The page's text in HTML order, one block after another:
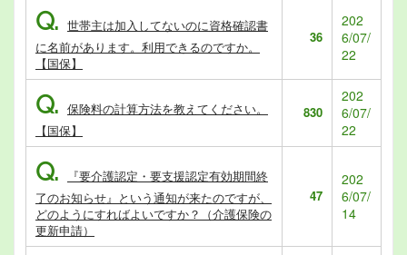
Q. 世帯主は加入してないのに資格確認書
に名前があります。利用できるのですか。
【国保】
36
202
6/07/
22
Q. 保険料の計算方法を教えてください。
【国保】
830
202
6/07/
22
Q.
『要介護認定・要支援認定有効期間終
了のお知らせ』という通知が来たのですが、
どのようにすればよいですか？（介護保険の
更新申請）
47
202
6/07/
14